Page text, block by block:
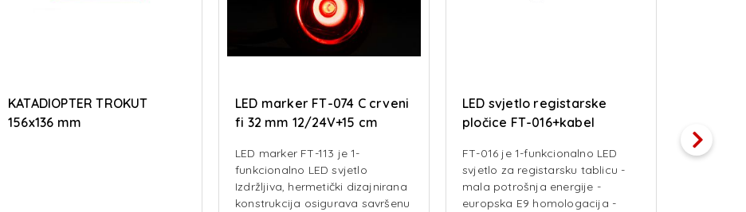
KATADIOPTER TROKUT
156x136 mm
LED marker FT-074 C crveni
fi 32 mm 12/24V+15 cm
LED marker FT-113 je 1-
funkcionalno LED svjetlo
Izdržljiva, hermetički dizajnirana
konstrukcija osigurava savršenu
LED svjetlo registarske
pločice FT-016+kabel
FT-016 je 1-funkcionalno LED
svjetlo za registarsku tablicu -
mala potrošnja energije -
europska E9 homologacija -
kom)
- 2-